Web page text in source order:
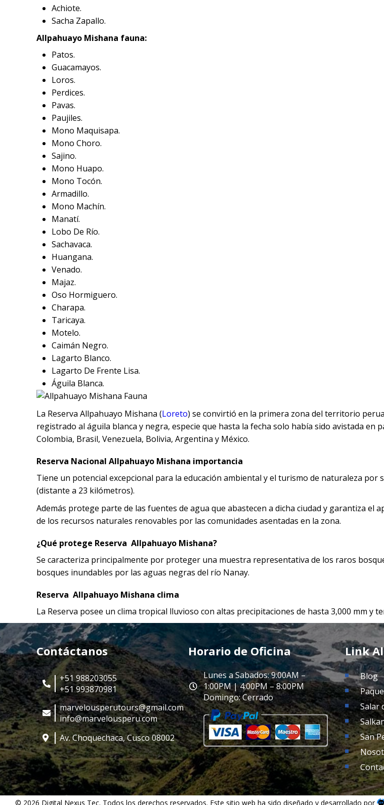
Achiote.
Sacha Zapallo.
Allpahuayo Mishana fauna:
Patos.
Guacamayos.
Loros.
Perdices.
Pavas.
Paujiles.
Mono Maquisapa.
Mono Choro.
Sajino.
Mono Huapo.
Mono Tocón.
Armadillo.
Mono Machín.
Manatí.
Lobo De Río.
Sachavaca.
Huangana.
Venado.
Majaz.
Oso Hormiguero.
Charapa.
Taricaya.
Motelo.
Caimán Negro.
Lagarto Blanco.
Lagarto De Frente Lisa.
Águila Blanca.
La Reserva Allpahuayo Mishana (Loreto) se convirtió en la primera zona del territorio
registrado al águila blanca y negra, especie que hasta la fecha solo había sido avistada en
Colombia, Brasil, Venezuela, Bolivia, Argentina y México.
Reserva Nacional Allpahuayo Mishana importancia
Tiene un potencial excepcional para la educación ambiental y el turismo de naturaleza por
(distante a 23 kilómetros).
Además protege parte de las fuentes de agua que abastecen a dicha ciudad y garantiza el
de los recursos naturales renovables por las comunidades asentadas en la zona.
¿Qué protege Reserva Allpahuayo Mishana?
Se caracteriza principalmente por proteger una muestra representativa de los raros
bosques inundables por las aguas negras del río Nanay.
Reserva Allpahuayo Mishana clima
La Reserva posee un clima tropical lluvioso con altas precipitaciones de hasta 3,000 mm y
Contáctanos
+51 988203055
+51 993870981
marvelousperutours@gmail.com
info@marvelousperu.com
Av. Choquechaca, Cusco 08002
Horario de Oficina
Lunes a Sabados: 9:00AM –
1:00PM | 4:00PM – 8:00PM
Domingo: Cerrado
Link
Blog
Salar
San
© 2026 Digital Nexus Tec. Todos los derechos reservados. Este sitio web ha sido diseñado y desarrollado por